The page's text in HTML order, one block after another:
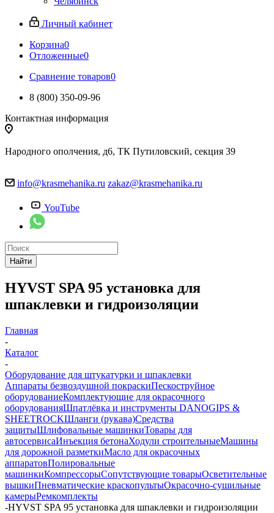
Личный кабинет
Корзина0
Отложенные0
Сравнение товаров0
8 (800) 350-09-96
Контактная информация
Народного ополчения, д6, ТК Путиловский, секция 39
info@krasmehanika.ru zakaz@krasmehanika.ru
YouTube
Найти
HYVST SPA 95 установка для
шпаклевки и гидроизоляции
Главная
-
Каталог
-
Оборудование для штукатурки и шпаклевки
Аппараты безвоздушной покраскиПескоструйное
оборудованиеКомплектующие для окрасочного
оборудованияШпатлёвка и инструменты DANOGIPS &
SHEETROCKШланги (рукава)Средства
защитыШлифовальные машинкиТовары для
автосервисаИнъекция бетонаХодули строительныеМашины
для дорожной разметкиМасло для окрасочных
аппаратовПолировальные
машинкиКомпрессорыСопутствующие товарыОсветительные
вышкиПневматические краскопультыОкрасочно-сушильные
камерыРемкомплекты
-HYVST SPA 95 установка для шпаклевки и гидроизоляции